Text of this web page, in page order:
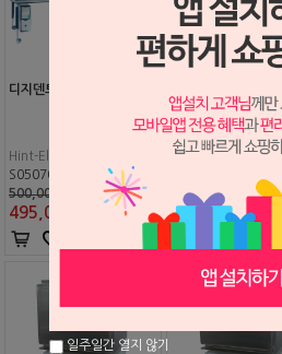
디지덴트 CAD/CAM
Hint-Els GmbH
S0507020
500,000,000원
495,000,000
합기)
SHOFU
4,950,000원
4,608,500원
일주일간 열지 않기